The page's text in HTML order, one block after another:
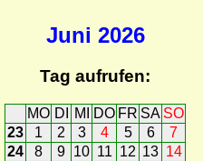
Juni 2026
Tag aufrufen:
MO DI MI DO FR SA SO
23
1 2 3 4 5 6
7
24
8 9 10 11 12 13 14